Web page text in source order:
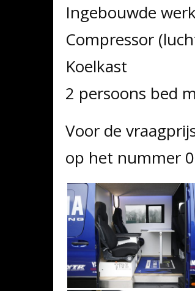
Ingebouwde
Compressor
Koelkast
2 persoons bed
Voor de
op het nummer